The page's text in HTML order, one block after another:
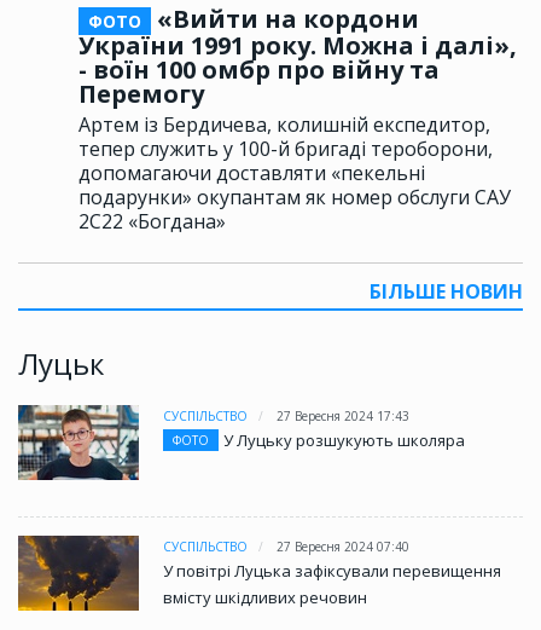
ФОТО
«Вийти на кордони
України 1991 року. Можна і далі»,
- воїн 100 омбр про війну та
Перемогу
Артем із Бердичева, колишній експедитор,
тепер служить у 100-й бригаді тероборони,
допомагаючи доставляти «пекельні
подарунки» окупантам як номер обслуги САУ
2С22 «Богдана»
БІЛЬШЕ НОВИН
Луцьк
СУСПІЛЬСТВО
27 Вересня 2024 17:43
ФОТО
У Луцьку розшукують школяра
СУСПІЛЬСТВО 27 Вересня 2024 07:40
У повітрі Луцька зафіксували перевищення
вмісту шкідливих речовин